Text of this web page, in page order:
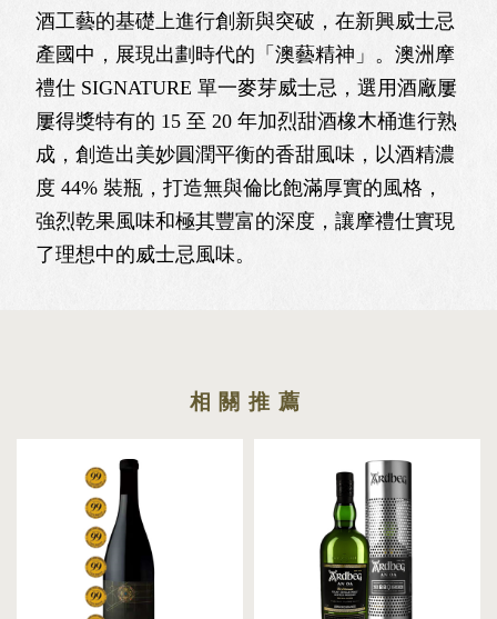
酒⼯藝的基礎上進⾏創新與突破，在新興威⼠忌
產國中，展現出劃時代的「澳藝精神」。澳洲摩
禮仕 SIGNATURE 單⼀麥芽威⼠忌，選⽤酒廠屢
屢得獎特有的 15 ⾄ 20 年加烈甜酒橡⽊桶進⾏熟
成，創造出美妙圓潤平衡的香甜風味，以酒精濃
度 44% 裝瓶，打造無與倫比飽滿厚實的風格，
強烈乾果風味和極其豐富的深度，讓摩禮仕實現
了理想中的威⼠忌風味。